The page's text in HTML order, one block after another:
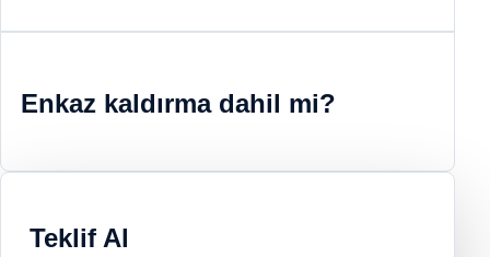
Enkaz kaldırma dahil mi?
Teklif Al